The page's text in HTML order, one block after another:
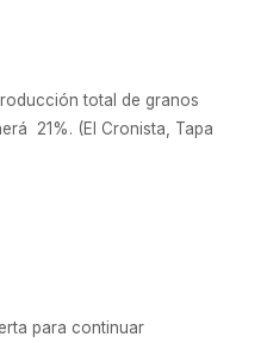
total de granos
21%. (El Cronista, Tapa
para continuar